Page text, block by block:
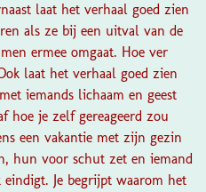
laat het verhaal goed zien
als ze bij een uitval van de
ermee omgaat. Hoe ver
laat het verhaal goed zien
iemands lichaam en geest
hoe je zelf gereageerd zou
een vakantie met zijn gezin
hun voor schut zet en iemand
Je begrijpt waarom het